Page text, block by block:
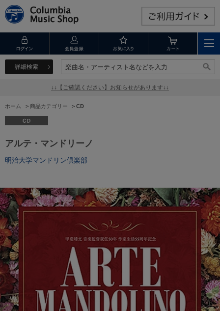
詳細検索 楽曲名・アーティスト名などを入力
楽曲名・アーティスト名などを入力
↓↓【ご確認ください】お知らせがあります↓↓
ホーム > 商品カテゴリー > CD
アルテ・マンドリーノ
明治大学マンドリン倶楽部